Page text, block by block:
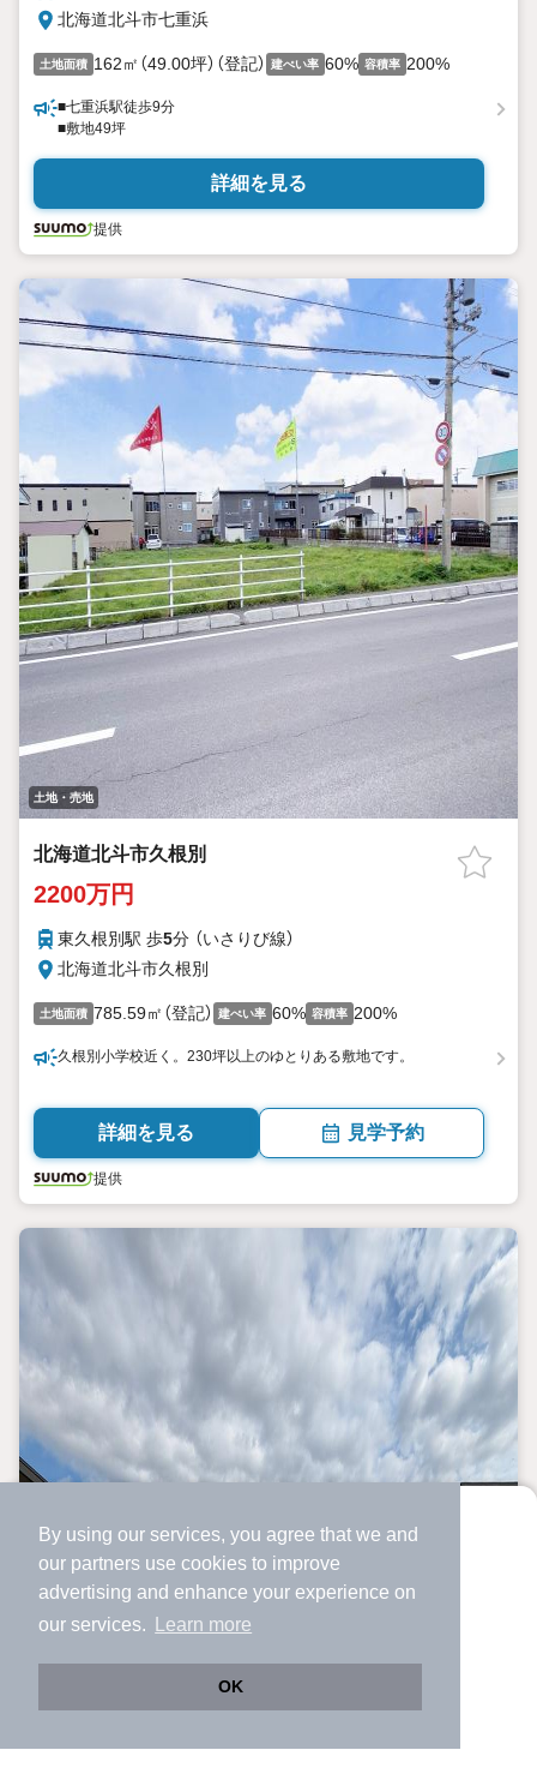
By using our services, you agree that we and
our partners use cookies to improve
advertising and enhance your experience on
our services.
Learn more
OK
より使いやすくなった
アプリで物件探ししませんか？
サクサク動く地図で物件検索
北海道北斗市七重浜
土地面積 162㎡（49.00坪）（登記） 建ぺい率 60% 容積率 200%
■七重浜駅徒歩9分
■敷地49坪
詳細を見る
提供
土地・売地
北海道北斗市久根別
2200万円
東久根別駅 歩5分 （いさりび線）
北海道北斗市久根別
土地面積 785.59㎡（登記） 建ぺい率 60% 容積率 200%
久根別小学校近く。230坪以上のゆとりある敷地です。
詳細を見る 見学予約
提供